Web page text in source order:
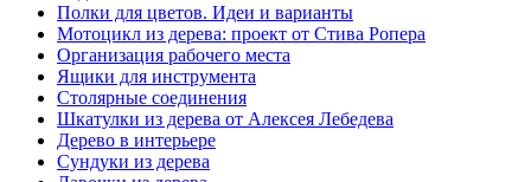
Полки для цветов. Идеи и варианты
Мотоцикл из дерева: проект от Стива Ропера
Организация рабочего места
Ящики для инструмента
Столярные соединения
Шкатулки из дерева от Алексея Лебедева
Дерево в интерьере
Сундуки из дерева